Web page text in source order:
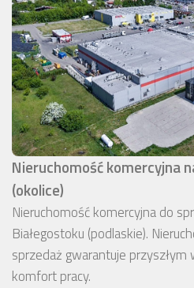
Nieruchomość komercyjna
(okolice)
Nieruchomość komercyjna do
Białegostoku (podlaskie).
sprzedaż gwarantuje przyszłym
komfort pracy.